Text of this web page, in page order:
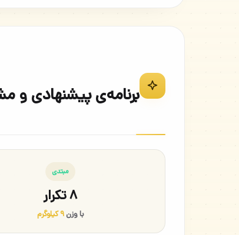
برنامه‌ی پیشنهادی
مبتدی
۸ تکرار
با وزن۹ کیلوگرم